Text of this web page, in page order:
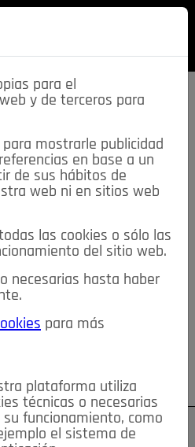
descarga esta
REVISTA
DE INTERÉS
MIS ANUNCIOS CONTACTO
¿Olvidó su contraseña?
para el
y de terceros para
mostrarle publicidad
en base a un
de sus hábitos de
web ni en sitios web
las cookies o sólo las
del sitio web.
necesarias hasta haber
para más
plataforma utiliza
técnicas o necesarias
su funcionamiento, como
el sistema de